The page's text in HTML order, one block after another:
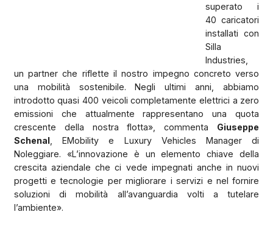
superato i
40 caricatori
installati con
Silla
Industries,
un partner che riflette il nostro impegno concreto verso
una mobilità sostenibile. Negli ultimi anni, abbiamo
introdotto quasi 400 veicoli completamente elettrici a zero
emissioni che attualmente rappresentano una quota
crescente della nostra flotta», commenta Giuseppe
Schenal, EMobility e Luxury Vehicles Manager di
Noleggiare. «L’innovazione è un elemento chiave della
crescita aziendale che ci vede impegnati anche in nuovi
progetti e tecnologie per migliorare i servizi e nel fornire
soluzioni di mobilità all’avanguardia volti a tutelare
l’ambiente».